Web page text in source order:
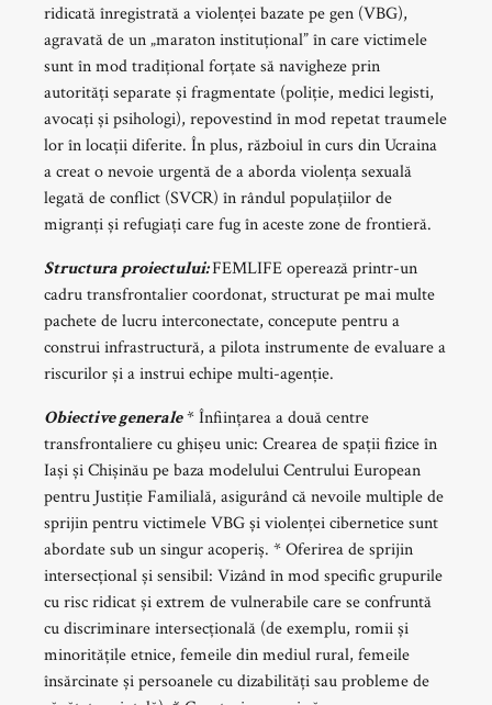
ridicată înregistrată a violenței bazate pe gen (VBG),
agravată de un „maraton instituțional” în care victimele
sunt în mod tradițional forțate să navigheze prin
autorități separate și fragmentate (poliție, medici legisti,
avocați și psihologi), repovestind în mod repetat traumele
lor în locații diferite. În plus, războiul în curs din Ucraina
a creat o nevoie urgentă de a aborda violența sexuală
legată de conflict (SVCR) în rândul populațiilor de
migranți și refugiați care fug în aceste zone de frontieră.
Structura proiectului:FEMLIFE operează printr-un
cadru transfrontalier coordonat, structurat pe mai multe
pachete de lucru interconectate, concepute pentru a
construi infrastructură, a pilota instrumente de evaluare a
riscurilor și a instrui echipe multi-agenție.
Obiective generale* Înființarea a două centre
transfrontaliere cu ghișeu unic: Crearea de spații fizice în
Iași și Chișinău pe baza modelului Centrului European
pentru Justiție Familială, asigurând că nevoile multiple de
sprijin pentru victimele VBG și violenței cibernetice sunt
abordate sub un singur acoperiș. * Oferirea de sprijin
intersecțional și sensibil: Vizând în mod specific grupurile
cu risc ridicat și extrem de vulnerabile care se confruntă
cu discriminare intersecțională (de exemplu, romii și
minoritățile etnice, femeile din mediul rural, femeile
însărcinate și persoanele cu dizabilități sau probleme de